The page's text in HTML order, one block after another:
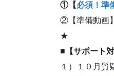
①【必須！準
②【準備動画】
★
■ 【サポート
１）１０月質